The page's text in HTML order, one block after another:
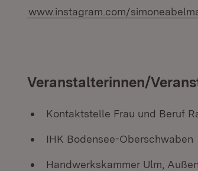
www.instagram.com/
Veranstalterinnen/
Kontaktstelle Frau und Beruf
IHK Bodensee-Oberschwaben
Handwerkskammer Ulm,